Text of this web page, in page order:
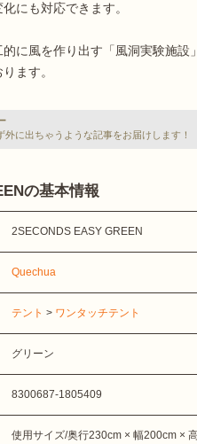
にも対応できます。
に風を作り出す「風洞実験施設
ます。
外に出ちゃうような記事をお届けします！
の基本情報
2SECONDS EASY GREEN
Quechua
テント > ワンタッチテント
グリーン
8300687-1805409
使用サイズ/奥行230cm × 幅200cm ×